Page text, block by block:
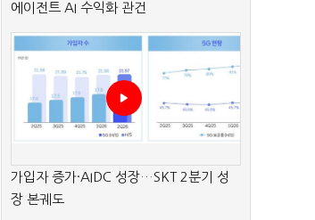
에이전트 AI 수익화 관건
가입자 증가·AIDC 성장…SKT 2분기 성
장 본궤도